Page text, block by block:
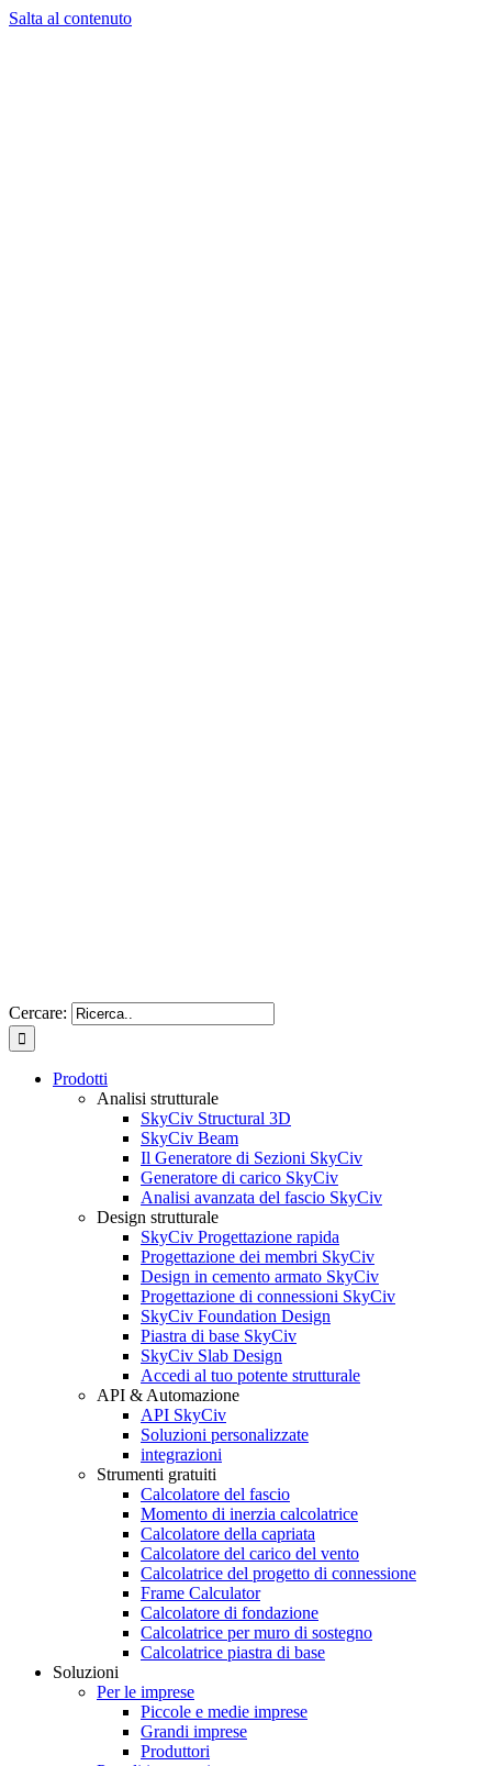
Salta al contenuto
Cercare:
Prodotti
Analisi strutturale
SkyCiv Structural 3D
SkyCiv Beam
Il Generatore di Sezioni SkyCiv
Generatore di carico SkyCiv
Analisi avanzata del fascio SkyCiv
Design strutturale
SkyCiv Progettazione rapida
Progettazione dei membri SkyCiv
Design in cemento armato SkyCiv
Progettazione di connessioni SkyCiv
SkyCiv Foundation Design
Piastra di base SkyCiv
SkyCiv Slab Design
Accedi al tuo potente strutturale
API & Automazione
API SkyCiv
Soluzioni personalizzate
integrazioni
Strumenti gratuiti
Calcolatore del fascio
Momento di inerzia calcolatrice
Calcolatore della capriata
Calcolatore del carico del vento
Calcolatrice del progetto di connessione
Frame Calculator
Calcolatore di fondazione
Calcolatrice per muro di sostegno
Calcolatrice piastra di base
Soluzioni
Per le imprese
Piccole e medie imprese
Grandi imprese
Produttori